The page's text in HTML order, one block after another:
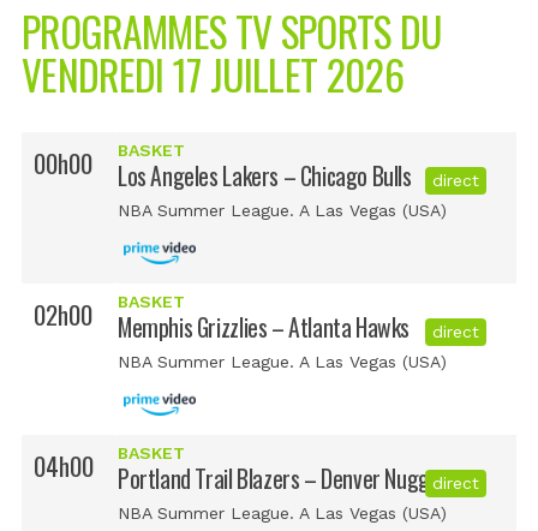
PROGRAMMES TV SPORTS DU
VENDREDI 17 JUILLET 2026
00h00 BASKET
Los Angeles Lakers – Chicago Bulls
NBA Summer League. A Las Vegas (USA)
direct
02h00 BASKET
Memphis Grizzlies – Atlanta Hawks
NBA Summer League. A Las Vegas (USA)
direct
04h00 BASKET
Portland Trail Blazers – Denver Nuggets
NBA Summer League. A Las Vegas (USA)
direct